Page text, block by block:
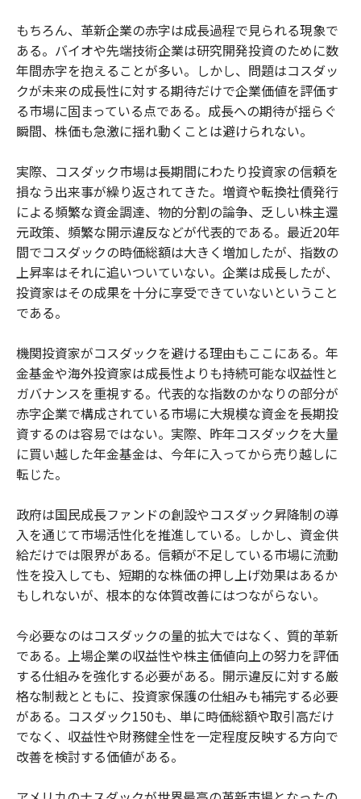
もちろん、革新企業の赤字は成長過程で見られる現象で
ある。バイオや先端技術企業は研究開発投資のために数
年間赤字を抱えることが多い。しかし、問題はコスダッ
クが未来の成長性に対する期待だけで企業価値を評価す
る市場に固まっている点である。成長への期待が揺らぐ
瞬間、株価も急激に揺れ動くことは避けられない。
実際、コスダック市場は長期間にわたり投資家の信頼を
損なう出来事が繰り返されてきた。増資や転換社債発行
による頻繁な資金調達、物的分割の論争、乏しい株主還
元政策、頻繁な開示違反などが代表的である。最近20年
間でコスダックの時価総額は大きく増加したが、指数の
上昇率はそれに追いついていない。企業は成長したが、
投資家はその成果を十分に享受できていないということ
である。
機関投資家がコスダックを避ける理由もここにある。年
金基金や海外投資家は成長性よりも持続可能な収益性と
ガバナンスを重視する。代表的な指数のかなりの部分が
赤字企業で構成されている市場に大規模な資金を長期投
資するのは容易ではない。実際、昨年コスダックを大量
に買い越した年金基金は、今年に入ってから売り越しに
転じた。
政府は国民成長ファンドの創設やコスダック昇降制の導
入を通じて市場活性化を推進している。しかし、資金供
給だけでは限界がある。信頼が不足している市場に流動
性を投入しても、短期的な株価の押し上げ効果はあるか
もしれないが、根本的な体質改善にはつながらない。
今必要なのはコスダックの量的拡大ではなく、質的革新
である。上場企業の収益性や株主価値向上の努力を評価
する仕組みを強化する必要がある。開示違反に対する厳
格な制裁とともに、投資家保護の仕組みも補完する必要
がある。コスダック150も、単に時価総額や取引高だけ
でなく、収益性や財務健全性を一定程度反映する方向で
改善を検討する価値がある。